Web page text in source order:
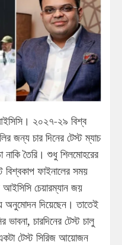
২০২৭-২৯ বিশ্ব
জন্য চার দিনের টেস্ট ম্যাচ
তৈরি। শুধু শিলমোহরের
ফাইনালের সময়
চেয়ারম্যান জয়
অনুমোদন দিয়েছেন। তাতেই
চারদিনের টেস্ট চালু
টেস্ট সিরিজ আয়োজন